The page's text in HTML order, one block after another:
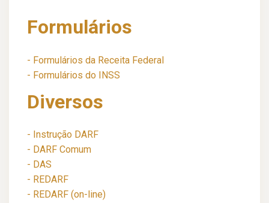
Formulários
- Formulários da Receita Federal
- Formulários do INSS
Diversos
- Instrução DARF
- DARF Comum
- DAS
- REDARF
- REDARF (on-line)